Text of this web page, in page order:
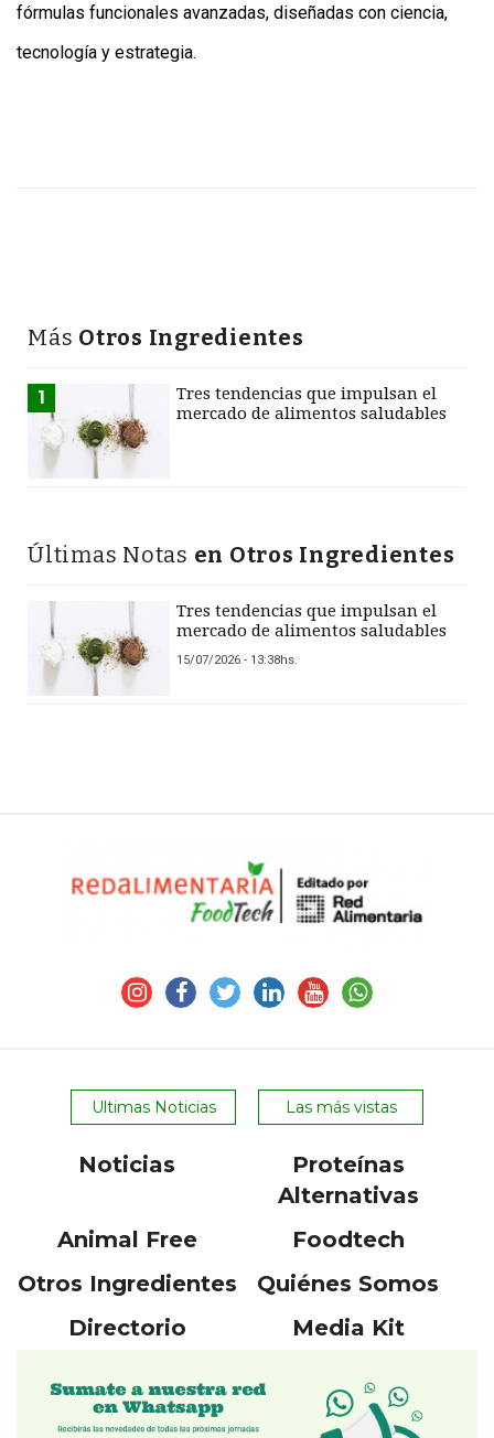
fórmulas funcionales avanzadas, diseñadas con ciencia,
tecnología y estrategia.
Más Otros Ingredientes
1
Tres tendencias que impulsan el
mercado de alimentos saludables
Últimas Notas en Otros Ingredientes
Tres tendencias que impulsan el
mercado de alimentos saludables
15/07/2026 - 13:38hs.
Ultimas Noticias Las más vistas
Noticias
Proteínas
Alternativas
Animal Free
Foodtech
Otros Ingredientes
Quiénes Somos
Directorio
Media Kit